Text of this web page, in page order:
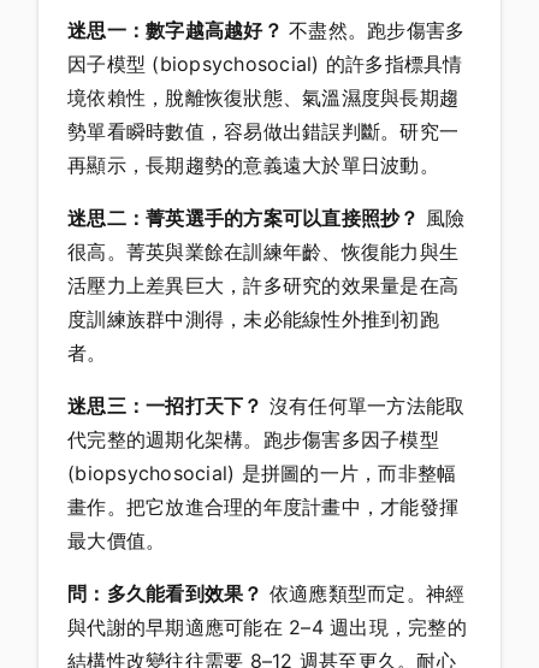
迷思一：數字越高越好？ 不盡然。跑步傷害多
因子模型 (biopsychosocial) 的許多指標具情
境依賴性，脫離恢復狀態、氣溫濕度與長期趨
勢單看瞬時數值，容易做出錯誤判斷。研究一
再顯示，長期趨勢的意義遠大於單日波動。
迷思二：菁英選手的方案可以直接照抄？ 風險
很高。菁英與業餘在訓練年齡、恢復能力與生
活壓力上差異巨大，許多研究的效果量是在高
度訓練族群中測得，未必能線性外推到初跑
者。
迷思三：一招打天下？ 沒有任何單一方法能取
代完整的週期化架構。跑步傷害多因子模型
(biopsychosocial) 是拼圖的一片，而非整幅
畫作。把它放進合理的年度計畫中，才能發揮
最大價值。
問：多久能看到效果？ 依適應類型而定。神經
與代謝的早期適應可能在 2–4 週出現，完整的
結構性改變往往需要 8–12 週甚至更久。耐心